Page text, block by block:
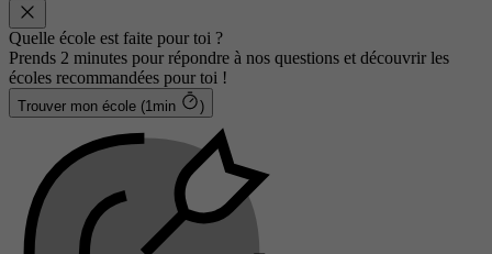
Quelle école est faite pour toi ?
Prends 2 minutes pour répondre à nos questions et découvrir les
écoles recommandées pour toi !
Trouver mon école (1min )